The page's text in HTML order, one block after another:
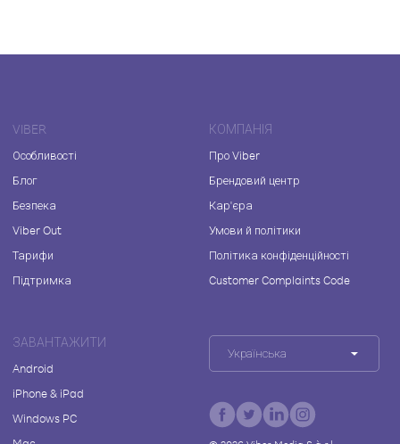
VIBER
Особливості
Блог
Безпека
Viber Out
Тарифи
Підтримка
КОМПАНІЯ
Про Viber
Брендовий центр
Кар'єра
Умови й політики
Політика конфіденційності
Customer Complaints Code
ЗАВАНТАЖИТИ
Android
iPhone & iPad
Windows PC
Українська